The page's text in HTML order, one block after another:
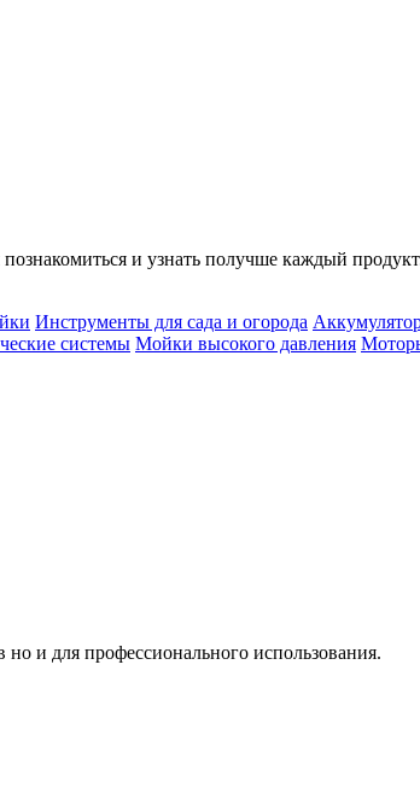
и узнать получше каждый
Инструменты для сада и огорода
системы Мойки высокого давления
и для профессионального использования.